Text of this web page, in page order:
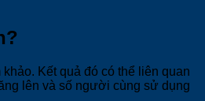
Kết quả đó có thể liên quan
lên và số người cùng sử dụng